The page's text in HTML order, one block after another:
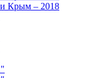
Крым – 2018